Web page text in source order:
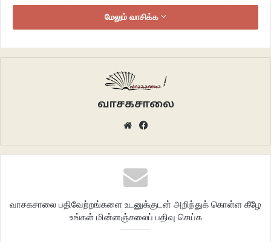
திரைமொழியை செய்துகாண்பித்தவர் மகேந்திரன். நாடக எழுத்தில் மிகுந்த
பரிச்சயமிருந்தாலும் தனக்கான திரைவடிவத்தில் அதை சிறிதளவும்
மேலும் வாசிக்க
வாசகசாலை
Website
வாசகசாலை பதிவேற்றங்களை உடனுக்குடன் அறிந்துக் கொள்ள கீழே
உங்கள் மின்னஞ்சலைப் பதிவு செய்க